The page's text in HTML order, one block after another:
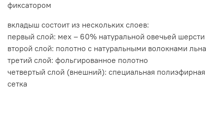
фиксатором
вкладыш состоит из нескольких слоев:
первый слой: мех – 60% натуральной овечьей шерсти
второй слой: полотно с натуральными волокнами льна
третий слой: фольгированное полотно
четвертый слой (внешний): специальная полиэфирная
сетка